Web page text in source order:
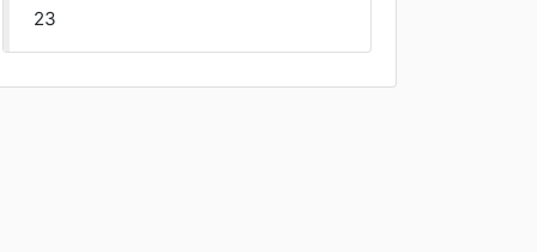
23